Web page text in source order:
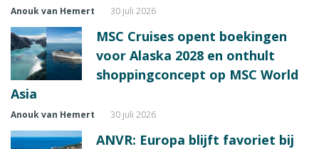
Anouk van Hemert 30 juli 2026
MSC Cruises opent boekingen
voor Alaska 2028 en onthult
shoppingconcept op MSC World
Asia
Anouk van Hemert 30 juli 2026
ANVR: Europa blijft favoriet bij